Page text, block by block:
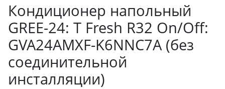
Кондиционер напольный
GREE-24: T Fresh R32 On/Off:
GVA24AMXF-K6NNC7A (без
соединительной
инсталляции)